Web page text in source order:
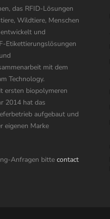
das RFID-Lösungen
Wildtiere, Menschen
und
Etikettierungslösungen
mit dem
Technology.
ersten biopolymeren
2014 hat das
aufgebaut und
eigenen Marke
Anfragen bitte contact